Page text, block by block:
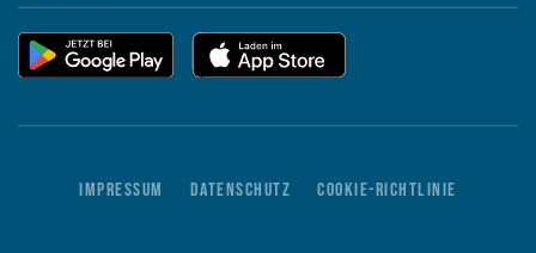
Impressum Datenschutz Cookie-Richtlinie